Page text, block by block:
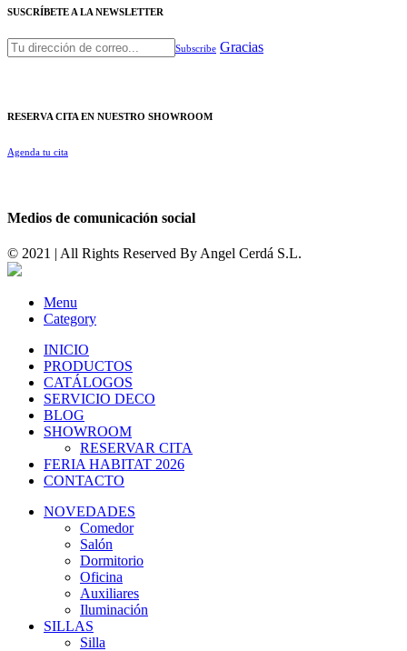
SUSCRÍBETE A LA NEWSLETTER
Subscribe Gracias
RESERVA CITA EN NUESTRO SHOWROOM
Agenda tu cita
Medios de comunicación social
© 2021 | All Rights Reserved By Angel Cerdá S.L.
Menu
Category
INICIO
PRODUCTOS
CATÁLOGOS
SERVICIO DECO
BLOG
SHOWROOM
RESERVAR CITA
FERIA HABITAT 2026
CONTACTO
NOVEDADES
Comedor
Salón
Dormitorio
Oficina
Auxiliares
Iluminación
SILLAS
Silla